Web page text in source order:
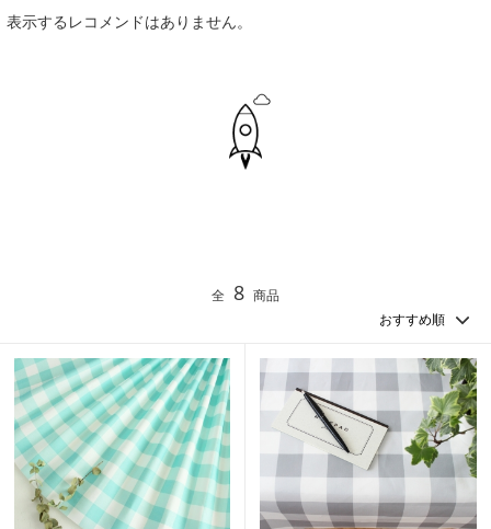
表示するレコメンドはありません。
全 8 商品